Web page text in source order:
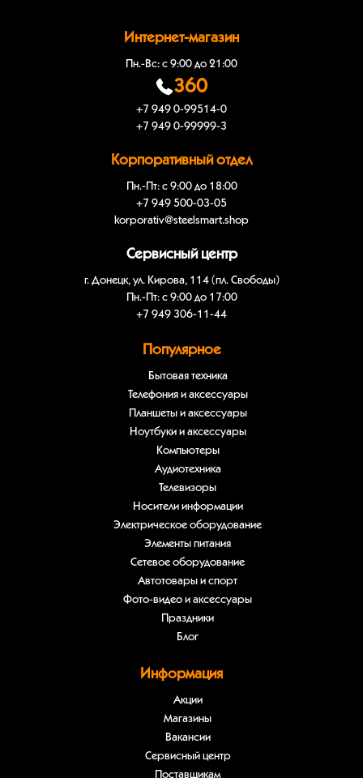
Интернет-магазин
Пн.-Вс: с 9:00 до 21:00
360
+7 949 0-99514-0
+7 949 0-99999-3
Корпоративный отдел
Пн.-Пт: с 9:00 до 18:00
+7 949 500-03-05
korporativ@steelsmart.shop
Сервисный центр
г. Донецк, ул. Кирова, 114 (пл. Свободы)
Пн.-Пт: с 9:00 до 17:00
+7 949 306-11-44
Популярное
Бытовая техника
Телефония и аксессуары
Планшеты и аксессуары
Ноутбуки и аксессуары
Компьютеры
Аудиотехника
Телевизоры
Носители информации
Электрическое оборудование
Элементы питания
Сетевое оборудование
Автотовары и спорт
Фото-видео и аксессуары
Праздники
Блог
Информация
Акции
Магазины
Вакансии
Сервисный центр
Поставщикам